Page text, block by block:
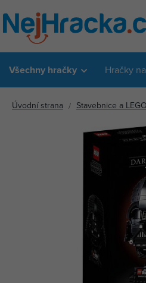
Všechny hračky Hračky
Úvodní strana Stavebnice a